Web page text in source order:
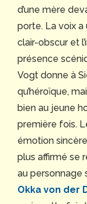
d’une mère
porte. La voix
clair-obscur et
présence
Vogt donne à
qu’héroïque,
bien au jeune
première fois.
émotion
plus affirmé se
au personnage
Okka von der